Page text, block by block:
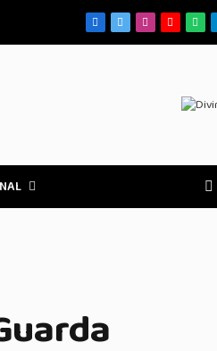
Facebook
X
(Twitter)
Instagram
YouTube